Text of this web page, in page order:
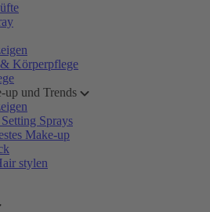
Körperpflege
up und Trends
Sprays
Make-up
stylen